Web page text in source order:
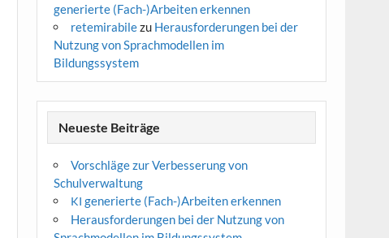
generierte (Fach-)Arbeiten erkennen
retemirabilezu Herausforderungen bei der
Nutzung von Sprachmodellen im
Bildungssystem
Neueste Beiträge
Vorschläge zur Verbesserung von
Schulverwaltung
KI generierte (Fach-)Arbeiten erkennen
Herausforderungen bei der Nutzung von